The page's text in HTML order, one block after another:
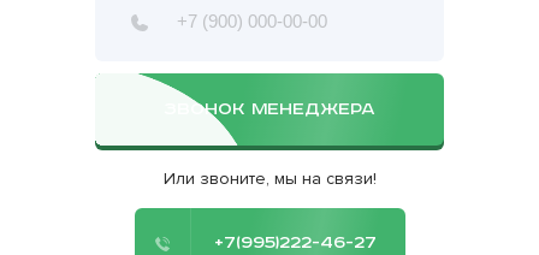
ЗВОНОК МЕНЕДЖЕРА
Или звоните, мы на связи!
+7(995)222-46-27